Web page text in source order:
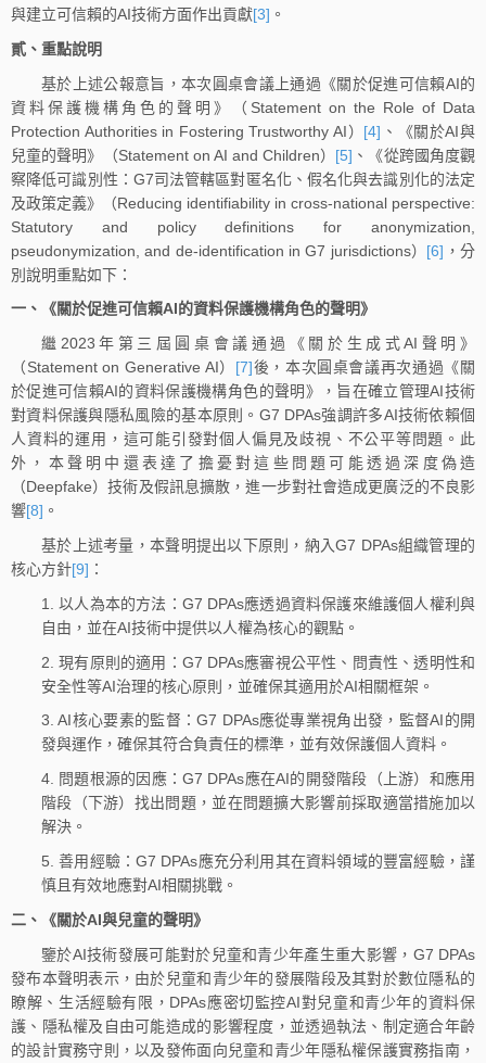
與建立可信賴的AI技術方面作出貢獻[3] 。
貳、重點說明
基於上述公報意旨，本次圓桌會議上通過《關於促進可信賴AI的
資料保護機構角色的聲明》（Statement on the Role of Data
Protection Authorities in Fostering Trustworthy AI） [4] 、《關於AI與
兒童的聲明》（Statement on AI and Children） [5] 、《從跨國角度觀
察降低可識別性：G7司法管轄區對匿名化、假名化與去識別化的法定
及政策定義》（Reducing identifiability in cross-national perspective:
Statutory and policy definitions for anonymization,
pseudonymization, and de-identification in G7 jurisdictions） [6] ，分
別說明重點如下：
一、《關於促進可信賴AI的資料保護機構角色的聲明》
繼2023年第三屆圓桌會議通過《關於生成式AI聲明》
（Statement on Generative AI） [7]後，本次圓桌會議再次通過《關
於促進可信賴AI的資料保護機構角色的聲明》，旨在確立管理AI技術
對資料保護與隱私風險的基本原則。G7 DPAs強調許多AI技術依賴個
人資料的運用，這可能引發對個人偏見及歧視、不公平等問題。此
外，本聲明中還表達了擔憂對這些問題可能透過深度偽造
（Deepfake）技術及假訊息擴散，進一步對社會造成更廣泛的不良影
響[8] 。
基於上述考量，本聲明提出以下原則，納入G7 DPAs組織管理的
核心方針[9] ：
1. 以人為本的方法：G7 DPAs應透過資料保護來維護個人權利與
自由，並在AI技術中提供以人權為核心的觀點。
2. 現有原則的適用：G7 DPAs應審視公平性、問責性、透明性和
安全性等AI治理的核心原則，並確保其適用於AI相關框架。
3. AI核心要素的監督：G7 DPAs應從專業視角出發，監督AI的開
發與運作，確保其符合負責任的標準，並有效保護個人資料。
4. 問題根源的因應：G7 DPAs應在AI的開發階段（上游）和應用
階段（下游）找出問題，並在問題擴大影響前採取適當措施加以
解決。
5. 善用經驗：G7 DPAs應充分利用其在資料領域的豐富經驗，謹
慎且有效地應對AI相關挑戰。
二、《關於AI與兒童的聲明》
鑒於AI技術發展可能對於兒童和青少年產生重大影響，G7 DPAs
發布本聲明表示，由於兒童和青少年的發展階段及其對於數位隱私的
瞭解、生活經驗有限，DPAs應密切監控AI對兒童和青少年的資料保
護、隱私權及自由可能造成的影響程度，並透過執法、制定適合年齡
的設計實務守則，以及發佈面向兒童和青少年隱私權保護實務指南，